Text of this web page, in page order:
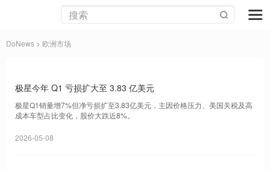
DoNews > 欧洲市场
极星今年 Q1 亏损扩大至 3.83 亿美元
极星Q1销量增7%但净亏损扩至3.83亿美元，主因价格压力、美国关税及高
成本车型占比变化，股价大跌近8%。
2026-05-08